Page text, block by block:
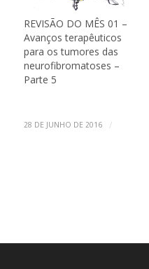
REVISÃO DO MÊS 01 –
Avanços terapêuticos
para os tumores das
neurofibromatoses –
Parte 5
28 DE JUNHO DE 2016 /